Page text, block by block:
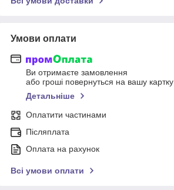
Умови оплати
Ви отримаєте замовлення
або гроші повернуться на вашу картку
Детальніше
Оплатити частинами
Післяплата
Оплата на рахунок
Всі умови оплати